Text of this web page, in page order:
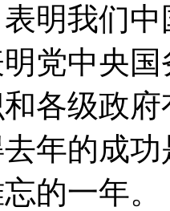
明我们
党中央
各级政
年的成
的一年。